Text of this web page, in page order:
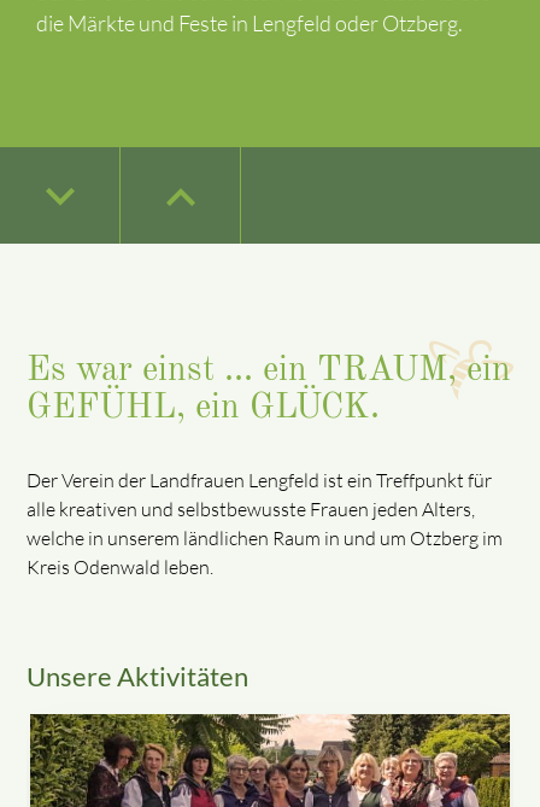
die Märkte und Feste in Lengfeld oder Otzberg.
keyboard_arrow_down keyboard_arrow_up
Es war einst ... ein TRAUM, ein
GEFÜHL, ein GLÜCK.
Der Verein der Landfrauen Lengfeld ist ein Treffpunkt für
alle kreativen und selbstbewusste Frauen jeden Alters,
welche in unserem ländlichen Raum in und um Otzberg im
Kreis Odenwald leben.
Unsere Aktivitäten